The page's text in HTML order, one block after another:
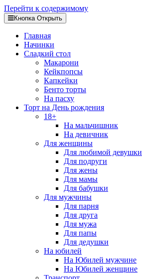
Перейти к содержимому
Кнопка Открыть
Главная
Начинки
Сладкий стол
Макарони
Кейкпопсы
Капкейки
Бенто торты
На пасху
Торт на День рождения
18+
На мальчишник
На девичник
Для женщины
Для любимой девушки
Для подруги
Для жены
Для мамы
Для бабушки
Для мужчины
Для парня
Для друга
Для мужа
Для папы
Для дедушки
На юбилей
На Юбилей мужчине
На Юбилей женщине